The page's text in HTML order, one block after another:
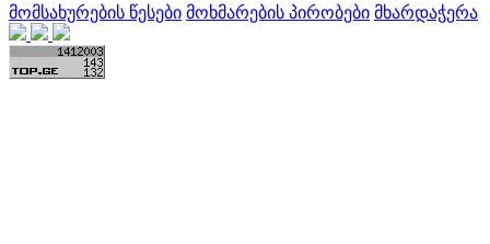
მომსახურების წესები მოხმარების პირობები მხარდაჭერა